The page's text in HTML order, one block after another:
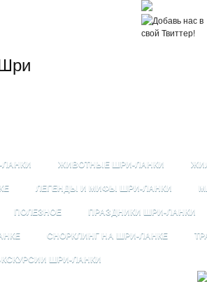
ЖИВОТНЫЕ ШРИ-ЛАНКИ
ЛЕГЕНДЫ И МИФЫ ШРИ-ЛАНКИ
ПОЛЕЗНОЕ ПРАЗДНИКИ ШРИ-ЛАНКИ
СНОРКЛИНГ НА ШРИ-ЛАНКЕ
ШРИ-ЛАНКИ